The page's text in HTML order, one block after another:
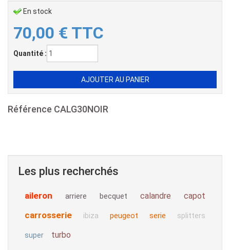
En stock
70,00 € TTC
Quantité :
Référence CALG30NOIR
Les plus recherchés
aileron arriere becquet calandre capot
carrosserie ibiza peugeot serie splitters
super turbo